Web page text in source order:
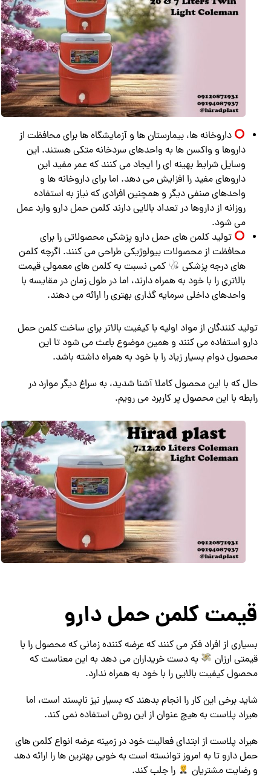
داروخانه ها، بیمارستان ها و آزمایشگاه ها برای محافظت از
داروها و واکسن ها به واحدهای سردخانه متکی هستند. این
وسایل شرایط بهینه ای را ایجاد می کنند که عمر مفید این
داروهای مفید را افزایش می دهد. اما برای داروخانه ها و
واحدهای صنفی دیگر و همچنین افرادی که نیاز به استفاده
روزانه از داروها در تعداد بالایی دارند کلمن حمل دارو وارد عمل
می شود.
تولید کلمن های حمل دارو پزشکی محصولاتی را برای
محافظت از محصولات بیولوژیکی طراحی می کنند. اگرچه کلمن
های درجه پزشکی
کمی نسبت به کلمن های معمولی قیمت
بالاتری را با خود به همراه دارند، اما در طول زمان در مقایسه با
واحدهای داخلی سرمایه گذاری بهتری را ارائه می دهند.
تولید کنندگان از مواد اولیه با کیفیت بالاتر برای ساخت کلمن حمل
دارو استفاده می کنند و همین موضوع باعث می شود تا این
محصول دوام بسیار زیاد را با خود به همراه داشته باشد.
حال که با این محصول کاملا آشنا شدید، به سراغ دیگر موارد در
رابطه با این محصول پر کاربرد می رویم.
قیمت کلمن حمل دارو
بسیاری از افراد فکر می کنند که عرضه کننده زمانی که محصول را با
قیمتی ارزان
به دست خریداران می دهد به این معناست که
محصول کیفیت بالایی را با خود به همراه ندارد.
شاید برخی این کار را انجام بدهند که بسیار نیز ناپسند است، اما
هیراد پلاست به هیچ عنوان از این روش استفاده نمی کند.
هیراد پلاست از ابتدای فعالیت خود در زمینه عرضه انواع کلمن های
حمل دارو تا به امروز توانسته است به خوبی بهترین ها را ارائه دهد
و رضایت مشتریان
را جلب کند.